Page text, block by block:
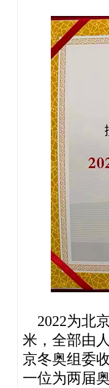
2022为北
米，全部由
京冬奥组委
一位为两届